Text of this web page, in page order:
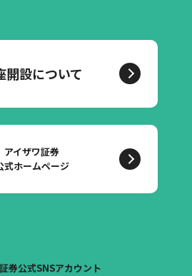
開設について
アイザワ証券
式ホームページ
券公式SNSアカウント